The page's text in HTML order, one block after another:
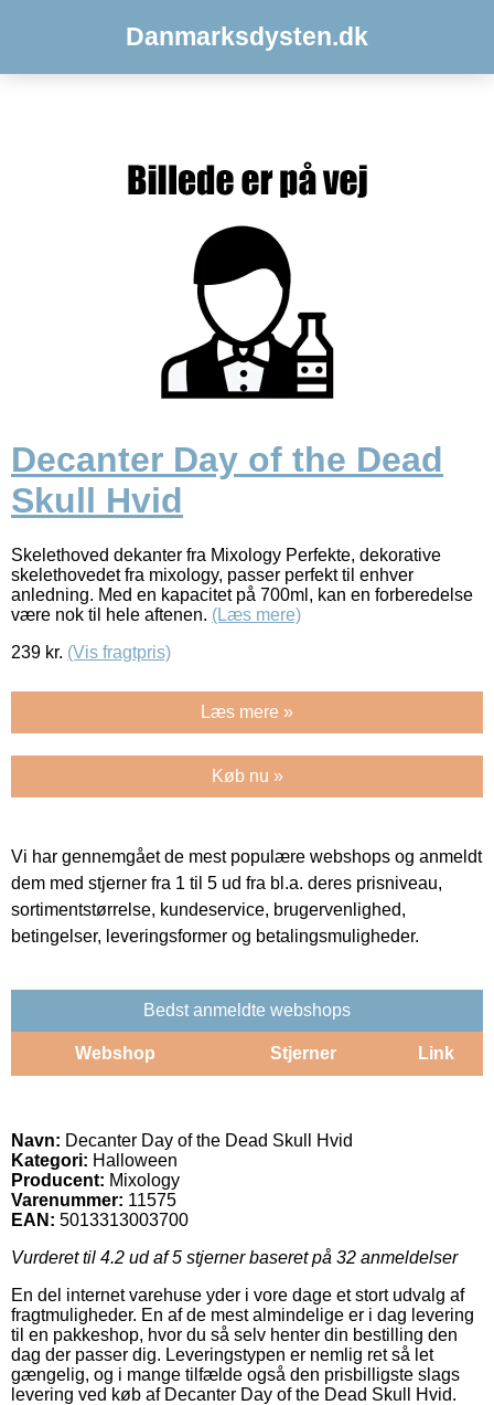
Danmarksdysten.dk
Decanter Day of the Dead
Skull Hvid
Skelethoved dekanter fra Mixology Perfekte, dekorative
skelethovedet fra mixology, passer perfekt til enhver
anledning. Med en kapacitet på 700ml, kan en forberedelse
være nok til hele aftenen. (Læs mere)
239 kr. (Vis fragtpris)
Læs mere »
Køb nu »
Vi har gennemgået de mest populære webshops og anmeldt
dem med stjerner fra 1 til 5 ud fra bl.a. deres prisniveau,
sortimentstørrelse, kundeservice, brugervenlighed,
betingelser, leveringsformer og betalingsmuligheder.
Bedst anmeldte webshops
Webshop Stjerner Link
Navn: Decanter Day of the Dead Skull Hvid
Kategori: Halloween
Producent: Mixology
Varenummer: 11575
EAN: 5013313003700
Vurderet til 4.2 ud af 5 stjerner baseret på 32 anmeldelser
En del internet varehuse yder i vore dage et stort udvalg af
fragtmuligheder. En af de mest almindelige er i dag levering
til en pakkeshop, hvor du så selv henter din bestilling den
dag der passer dig. Leveringstypen er nemlig ret så let
gængelig, og i mange tilfælde også den prisbilligste slags
levering ved køb af Decanter Day of the Dead Skull Hvid.